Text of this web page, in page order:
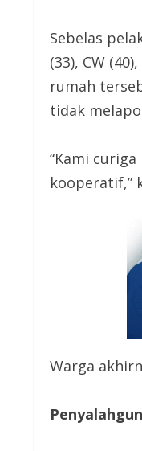
Sebelas
(33), CW
rumah
tidak
“Kami
kooperatif,”
Warga